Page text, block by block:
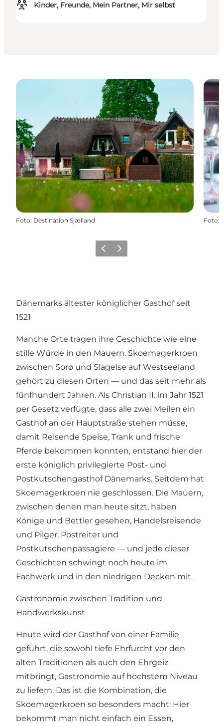
Kinder, Freunde, Mein Partner, Mir selbst
Foto: Destination Sjælland Foto:
Vorherige Folie
Nächste Folie
Dänemarks ältester königlicher Gasthof seit
1521
Manche Orte tragen ihre Geschichte wie eine
stille Würde in den Mauern. Skoemagerkroen
zwischen Sorø und Slagelse auf Westseeland
gehört zu diesen Orten — und das seit mehr als
fünfhundert Jahren. Als Christian II. im Jahr 1521
per Gesetz verfügte, dass alle zwei Meilen ein
Gasthof an der Hauptstraße stehen müsse,
damit Reisende Speise, Trank und frische
Pferde bekommen konnten, entstand hier der
erste königlich privilegierte Post- und
Postkutschengasthof Dänemarks. Seitdem hat
Skoemagerkroen nie geschlossen. Die Mauern,
zwischen denen man heute sitzt, haben
Könige und Bettler gesehen, Handelsreisende
und Pilger, Postreiter und
Postkutschenpassagiere — und jede dieser
Geschichten schwingt noch heute im
Fachwerk und in den niedrigen Decken mit.
Gastronomie zwischen Tradition und
Handwerkskunst
Heute wird der Gasthof von einer Familie
geführt, die sowohl tiefe Ehrfurcht vor den
alten Traditionen als auch den Ehrgeiz
mitbringt, Gastronomie auf höchstem Niveau
zu liefern. Das ist die Kombination, die
Skoemagerkroen so besonders macht: Hier
bekommt man nicht einfach ein Essen,